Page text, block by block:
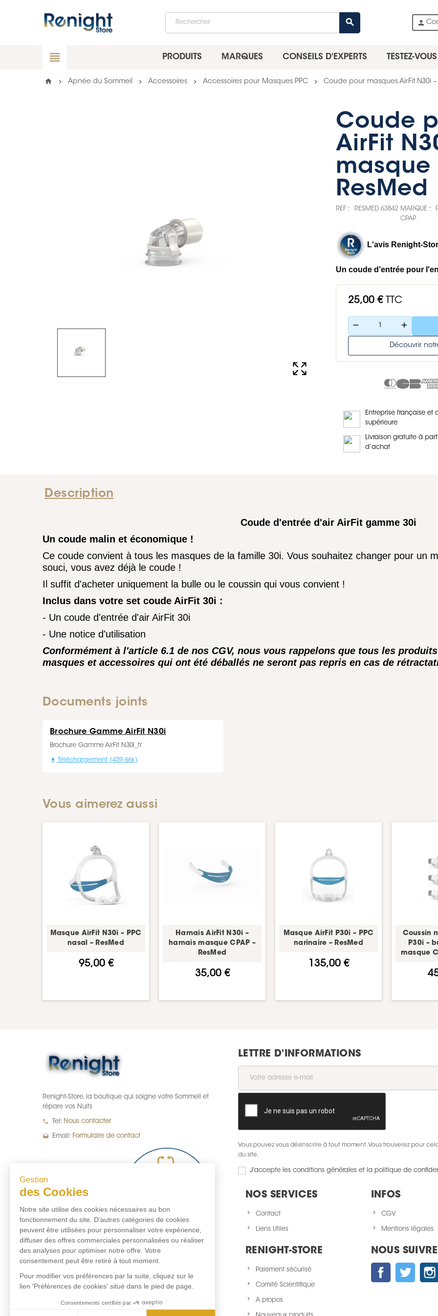
Gestion
des Cookies
Notre site utilise des cookies nécessaires au bon
fonctionnement du site. D’autres catégories de cookies
peuvent être utilisées pour personnaliser votre expérience,
diffuser des offres commerciales personnalisées ou réaliser
des analyses pour optimiser notre offre. Votre
consentement peut être retiré à tout moment.
Pour modifier vos préférences par la suite, cliquez sur le
lien 'Préférences de cookies' situé dans le pied de page.
Consentements certifiés par
search person
view_headline PRODUITS MARQUES CONSEILS D'EXPERTS TESTEZ-VOUS
home chevron_right Apnée du Sommeil chevron_right Accessoires chevron_right Accessoires pour Masques PPC chevron_right Coude pour masques AirFit N30i
Coude
AirFit
masque
ResMed
REF : RESMED 63842 MARQUE :
CPAP
L'avis Renight-
Un coude d'entrée pour
25,00 € TTC
remove add
Découvrir
Entreprise française et
supérieure
Livraison gratuite à
d’achat
Description
Coude d'entrée d'air AirFit gamme 30i
Un coude malin et économique !
Ce coude convient à tous les masques de la famille 30i. Vous souhaitez changer pour un
souci, vous avez déjà le coude !
Il suffit d'acheter uniquement la bulle ou le coussin qui vous convient !
Inclus dans votre set coude AirFit 30i :
- Un coude d'entrée d'air AirFit 30i
- Une notice d'utilisation
Conformément à l'article 6.1 de nos CGV, nous vous rappelons que tous les
masques et accessoires qui ont été déballés ne seront pas repris en cas de
Documents joints
Brochure Gamme AirFit N30i
Brochure Gamme AirFit N30i_fr
 Téléchargement (439.66k)
Vous aimerez aussi
Masque AirFit N30i – PPC
nasal – ResMed
95,00 €
Harnais AirFit N30i –
harnais masque CPAP –
ResMed
35,00 €
Masque AirFit P30i – PPC
narinaire – ResMed
135,00 €
Coussin
P30i –
masque
Renight-Store, la boutique qui soigne votre Sommeil et
répare vos Nuits
local_phone Tel: Nous contacter
drafts Email: Formulaire de contact
LETTRE D'INFORMATIONS
Vous pouvez vous désinscrire à tout moment. Vous trouverez pour
du site.
J'accepte les conditions générales et la politique de
NOS SERVICES
Contact
Liens Utiles
INFOS
CGV
Mentions légales
RENIGHT-STORE
Paiement sécurisé
Comité Scientifique
A propos
NOUS SUIVRE
FacebookTwitter